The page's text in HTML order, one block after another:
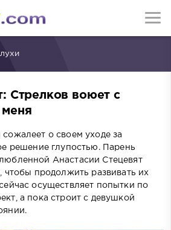
Стрелков воюет с
меня
о своем уходе за
решение глупостью. Парень
Анастасии Стецевят
чтобы продолжить развивать их
осуществляет попытки по
а пока строит с девушкой